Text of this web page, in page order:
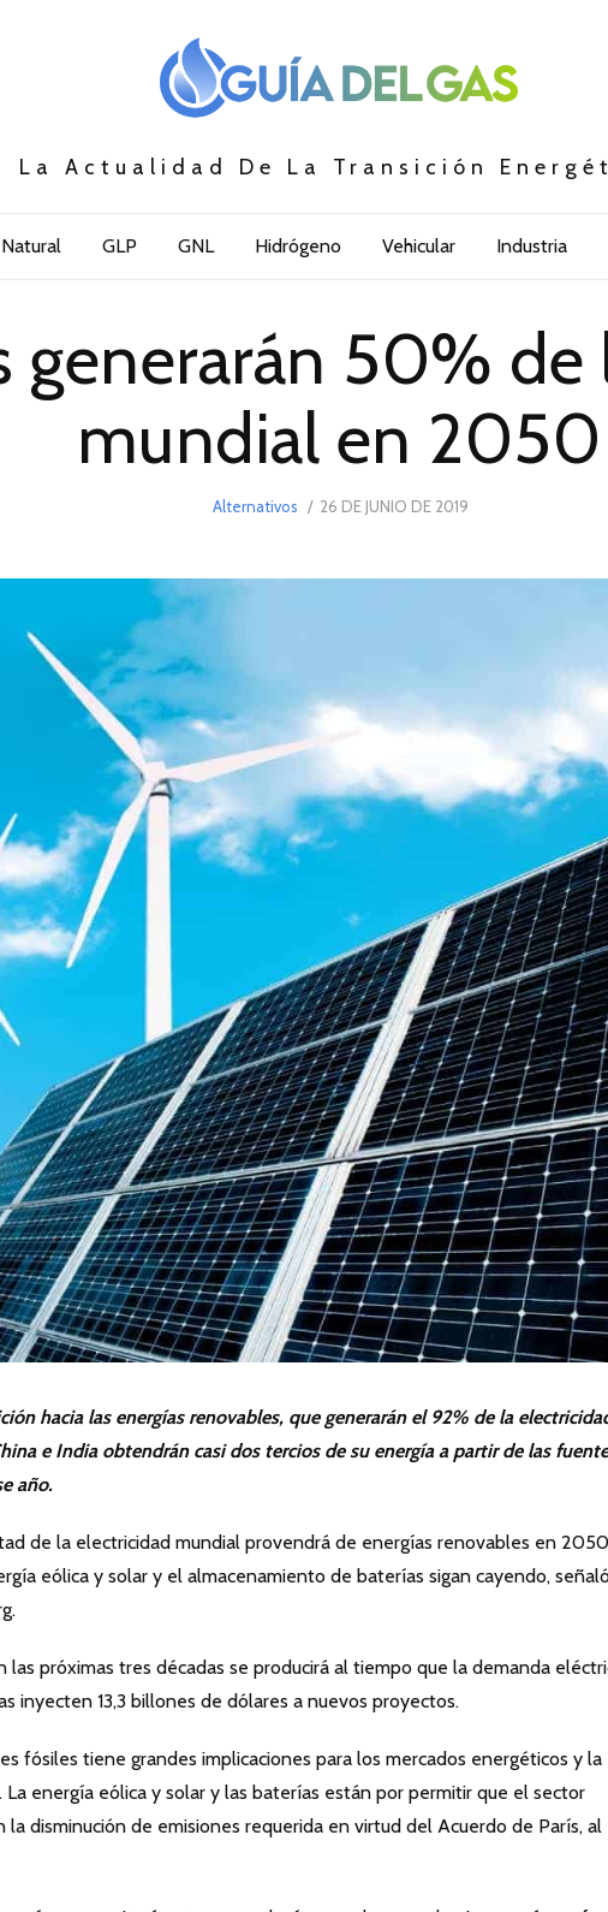
La Actualidad De La Transición
GLP GNL Hidrógeno Vehicular Industria
generarán 50%
mundial en 2050
Alternativos
POSTED
26 DE JUNIO DE 2019
hacia las energías renovables, que generarán el 92% de la
e India obtendrán casi dos tercios de su energía a partir de las
año.
de la electricidad mundial provendrá de energías renovables en
eólica y solar y el almacenamiento de baterías sigan cayendo,
las próximas tres décadas se producirá al tiempo que la demanda
inyecten 13,3 billones de dólares a nuevos proyectos.
fósiles tiene grandes implicaciones para los mercados energéticos y la
La energía eólica y solar y las baterías están por permitir que el sector
disminución de emisiones requerida en virtud del Acuerdo de París, al